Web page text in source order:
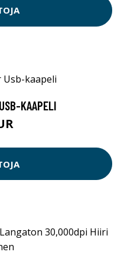
KAAPELI